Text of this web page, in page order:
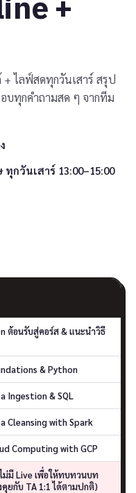
ไลฟ์สดทุกวันเสาร์ สรุป
บทุกคำถามสด ๆ จากทีม
กวันเสาร์ 13:00–15:00
ต้อนรับสู่คอร์ส & แนะนำวิธี
& Python
Ingestion & SQL
Cleansing with Spark
Computing with GCP
ม่มี Live เพื่อให้ทบทวนบท
คุยกับ TA 1:1 ได้ตามปกติ)